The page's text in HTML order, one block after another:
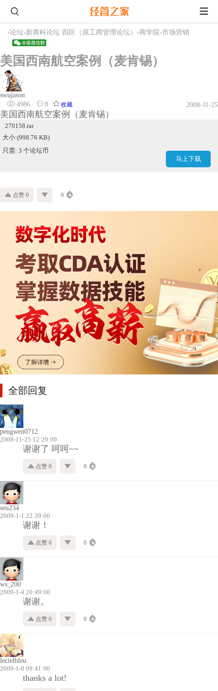
›论坛›新商科论坛 四区（原工商管理论坛） ›商学院›市场营销
美国西南航空案例（麦肯锡）
swujason
4986
8 收藏 2008-11-25
美国西南航空案例（麦肯锡）
270158.rar
大小:(998.76 KB)
只需: 3 个论坛币
马上下载
点赞 0 0
全部回复
pengwen0712
2008-11-25 12:20:00
谢谢了 呵呵~~
点赞 0 0
seu234
2009-1-1 22:39:00
谢谢！
点赞 0 0
ws_200
2009-1-4 20:49:00
谢谢。
点赞 0 0
lecielbleu
2009-1-8 09:41:00
thanks a lot!